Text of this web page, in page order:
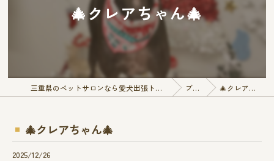
🎄クレアちゃん🎄
三重県のペットサロンなら愛犬出張トリミング E-QunQun ブログ 🎄クレアちゃん🎄
🎄クレアちゃん🎄
2025/12/26